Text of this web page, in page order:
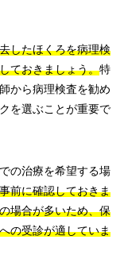
したほくろを病理検
ておきましょう。特
から病理検査を勧め
を選ぶことが重要で
の治療を希望する場
前に確認しておきま
場合が多いため、保
の受診が適していま